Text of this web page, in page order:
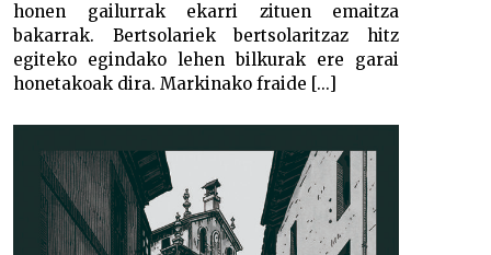
honen gailurrak ekarri zituen emaitza
bakarrak. Bertsolariek bertsolaritzaz hitz
egiteko egindako lehen bilkurak ere garai
honetakoak dira. Markinako fraide [...]